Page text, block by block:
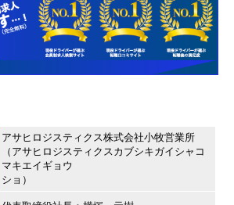
アサヒロジスティクス株式会社小牧営業所
（アサヒロジスティクスカブシキガイシャコ
マキエイギョウ
ショ）